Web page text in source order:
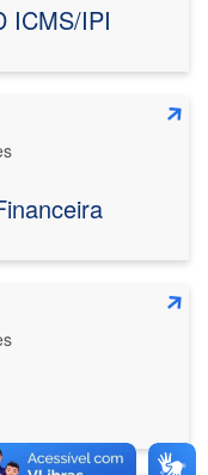
ICMS/IPI